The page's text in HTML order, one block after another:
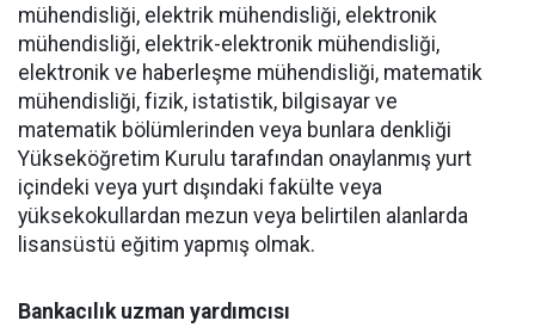
mühendisliği, elektrik mühendisliği, elektronik
mühendisliği, elektrik-elektronik mühendisliği,
elektronik ve haberleşme mühendisliği, matematik
mühendisliği, fizik, istatistik, bilgisayar ve
matematik bölümlerinden veya bunlara denkliği
Yükseköğretim Kurulu tarafından onaylanmış yurt
içindeki veya yurt dışındaki fakülte veya
yüksekokullardan mezun veya belirtilen alanlarda
lisansüstü eğitim yapmış olmak.
Bankacılık uzman yardımcısı